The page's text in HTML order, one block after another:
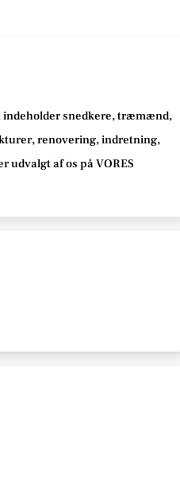
indeholder snedkere, træmænd,
renovering, indretning,
udvalgt af os på VORES